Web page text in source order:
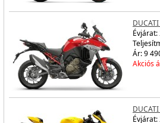
Évjárat:
Ár: 9
Akciós
Évjárat: